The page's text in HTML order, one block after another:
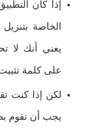
إذا كان
الخاصة
يعني أنك لا
على كلمة
لكن إذا كنت
يجب أن تقوم